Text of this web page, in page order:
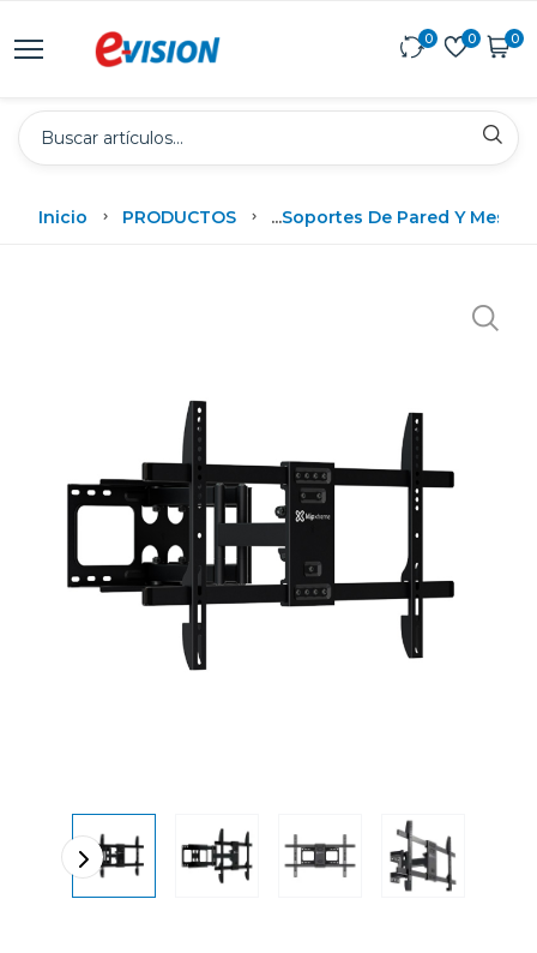
0 0 0
Inicio PRODUCTOS ...Soportes De Pared Y Mesas